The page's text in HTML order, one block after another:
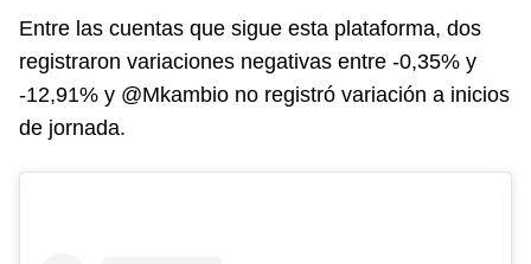
Entre las cuentas que sigue esta plataforma, dos
registraron variaciones negativas entre -0,35% y
-12,91% y @Mkambio no registró variación a inicios
de jornada.